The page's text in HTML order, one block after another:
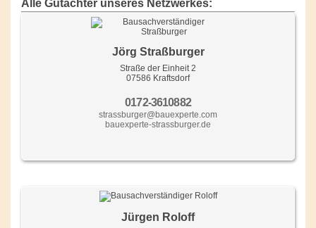
Alle Gutachter unseres Netzwerkes:
Jörg Straßburger
Straße der Einheit 2
07586 Kraftsdorf
0172-3610882
strassburger@bauexperte.com
bauexperte-strassburger.de
Jürgen Roloff